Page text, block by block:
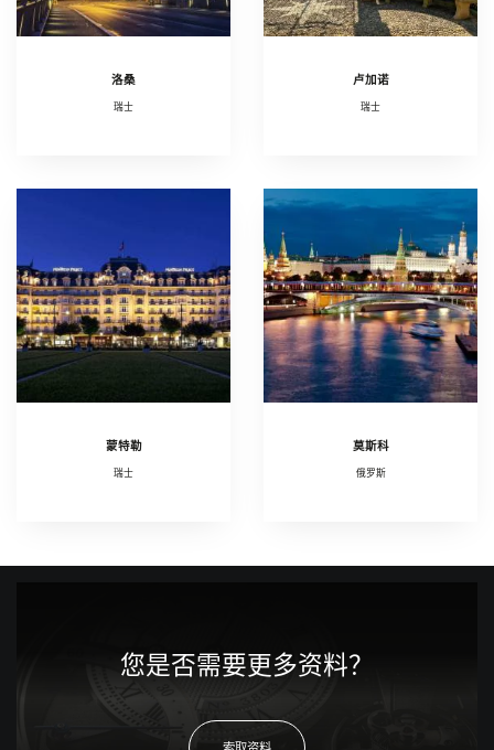
洛桑
瑞士
卢加诺
瑞士
蒙特勒
瑞士
莫斯科
俄罗斯
您是否需要更多资料？